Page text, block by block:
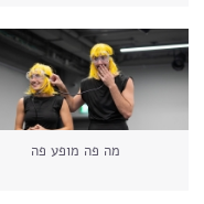
מה פה מופע פה